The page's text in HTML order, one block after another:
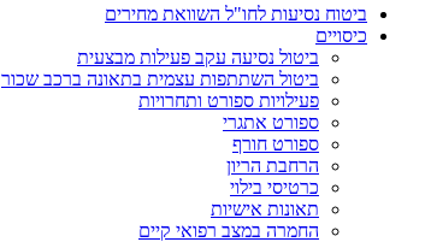
ביטוח נסיעות לחו"ל השוואת מחירים
כיסויים
ביטול נסיעה עקב פעילות מבצעית
ביטול השתתפות עצמית בתאונה ברכב שכור
פעילויות ספורט ותחרויות
ספורט אתגרי
ספורט חורף
הרחבת הריון
כרטיסי בילוי
תאונות אישיות
החמרה במצב רפואי קיים